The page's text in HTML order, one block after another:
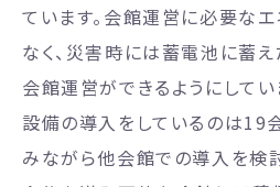
ています。会館運営に必要な
なく、災害時には蓄電池に蓄
会館運営ができるようにして
設備の導入をしているのは19
みながら他会館での導入を検